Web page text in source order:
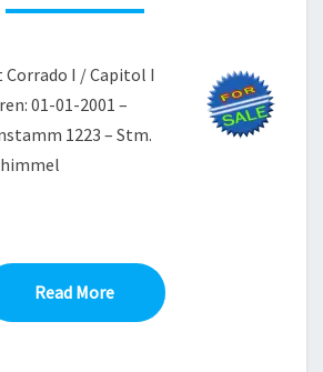
Corrado I / Capitol I
01-01-2001 –
1223 – Stm.
Read MoreRead More